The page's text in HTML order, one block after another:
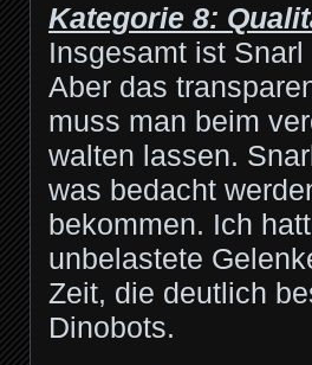
Kategorie 8:
Insgesamt ist
Aber das
muss man beim
walten lassen.
was bedacht
bekommen. Ich
unbelastete
Zeit, die deutlich
Dinobots.